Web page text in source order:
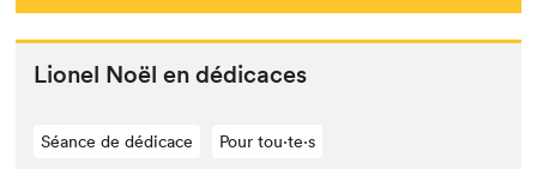
Lionel Noël en dédicaces
Séance de dédicace Pour tou⋅te⋅s